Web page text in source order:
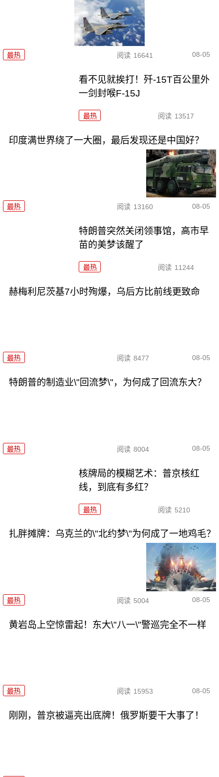
最热 阅读 16641 08-05
看不见就挨打！歼-15T百公里外
一剑封喉F-15J
最热 阅读 13517
印度满世界绕了一大圈，最后发现还是中国好？
最热 阅读 13160 08-05
特朗普突然关闭领事馆，高市早
苗的美梦该醒了
最热 阅读 11244
赫梅利尼茨基7小时殉爆，乌后方比前线更致命
最热 阅读 8477 08-05
特朗普的制造业\"回流梦\"，为何成了回流东大？
最热 阅读 8004 08-05
核牌局的模糊艺术：普京核红
线，到底有多红？
最热 阅读 5210
扎胖摊牌：乌克兰的\"北约梦\"为何成了一地鸡毛？
最热 阅读 5004 08-05
黄岩岛上空惊雷起！东大\"八一\"警巡完全不一样
最热 阅读 15953 08-05
刚刚，普京被逼亮出底牌！俄罗斯要干大事了！